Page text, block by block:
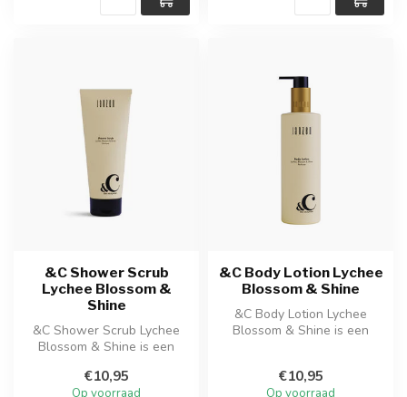
&C Shower Scrub
Lychee Blossom &
Shine
&C Shower Scrub Lychee
Blossom & Shine is een
met natuu...
€10,95
Op voorraad
&C Body Lotion Lychee
Blossom & Shine
&C Body Lotion Lychee
Blossom & Shine is een
€10,95
Op voorraad